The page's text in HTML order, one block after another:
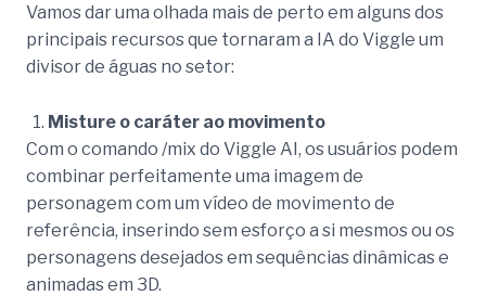
Vamos dar uma olhada mais de perto em alguns dos
principais recursos que tornaram a IA do Viggle um
divisor de águas no setor:
Misture o caráter ao movimento
Com o comando /mix do Viggle AI, os usuários podem
combinar perfeitamente uma imagem de
personagem com um vídeo de movimento de
referência, inserindo sem esforço a si mesmos ou os
personagens desejados em sequências dinâmicas e
animadas em 3D.